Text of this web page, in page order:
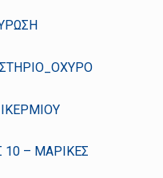
10 – ΜΑΡΙΚΕΣ